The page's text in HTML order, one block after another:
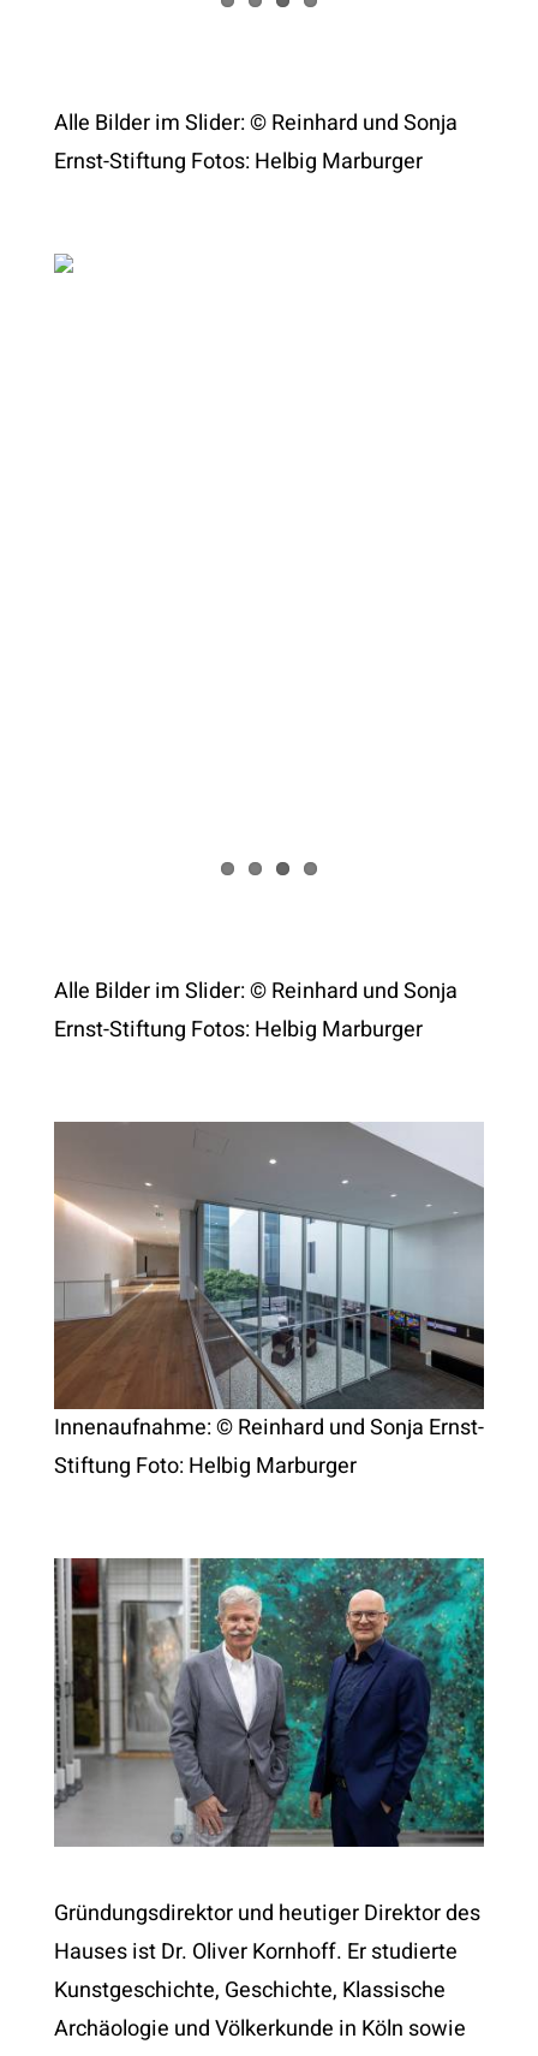
Alle Bilder im Slider: © Reinhard und Sonja
Ernst-Stiftung Fotos: Helbig Marburger
Alle Bilder im Slider: © Reinhard und Sonja
Ernst-Stiftung Fotos: Helbig Marburger
Innenaufnahme: © Reinhard und Sonja Ernst-
Stiftung Foto: Helbig Marburger
Gründungsdirektor und heutiger Direktor des
Hauses ist Dr. Oliver Kornhoff. Er studierte
Kunstgeschichte, Geschichte, Klassische
Archäologie und Völkerkunde in Köln sowie